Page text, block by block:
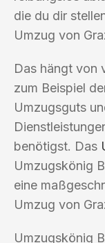
die du dir
Umzug von
Das hängt von
zum Beispiel
Umzugsguts
benötigst. Das
Umzugskönig
eine
Umzug von
Umzugskönig